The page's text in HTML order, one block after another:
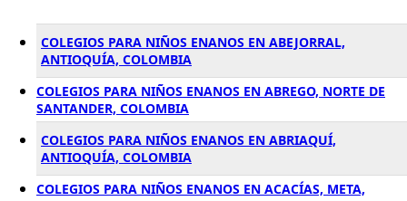
COLEGIOS PARA NIÑOS ENANOS EN ABEJORRAL,
ANTIOQUÍA, COLOMBIA
COLEGIOS PARA NIÑOS ENANOS EN ABREGO, NORTE DE
SANTANDER, COLOMBIA
COLEGIOS PARA NIÑOS ENANOS EN ABRIAQUÍ,
ANTIOQUÍA, COLOMBIA
COLEGIOS PARA NIÑOS ENANOS EN ACACÍAS, META,